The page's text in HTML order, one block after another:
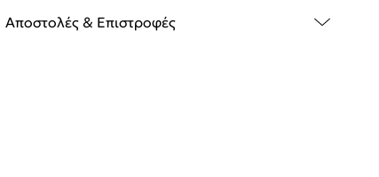
Αποστολές & Επιστροφές